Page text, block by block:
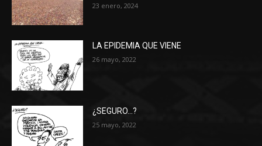
23 enero, 2024
LA EPIDEMIA QUE VIENE
26 mayo, 2022
¿SEGURO…?
25 mayo, 2022